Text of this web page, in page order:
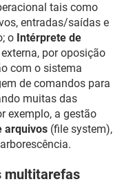
tais como
entradas/saídas e
o Intérprete de
por oposição
com o sistema
de comandos para
muitas das
exemplo, a gestão
arquivos (file system),
multitarefas